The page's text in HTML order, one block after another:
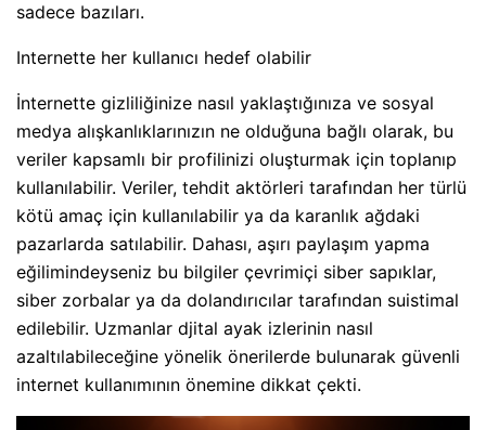
sadece bazıları.
Internette her kullanıcı hedef olabilir
İnternette gizliliğinize nasıl yaklaştığınıza ve sosyal
medya alışkanlıklarınızın ne olduğuna bağlı olarak, bu
veriler kapsamlı bir profilinizi oluşturmak için toplanıp
kullanılabilir. Veriler, tehdit aktörleri tarafından her türlü
kötü amaç için kullanılabilir ya da karanlık ağdaki
pazarlarda satılabilir. Dahası, aşırı paylaşım yapma
eğilimindeyseniz bu bilgiler çevrimiçi siber sapıklar,
siber zorbalar ya da dolandırıcılar tarafından suistimal
edilebilir. Uzmanlar djital ayak izlerinin nasıl
azaltılabileceğine yönelik önerilerde bulunarak güvenli
internet kullanımının önemine dikkat çekti.